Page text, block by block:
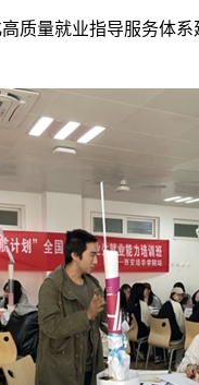
质量就业指导服务体系